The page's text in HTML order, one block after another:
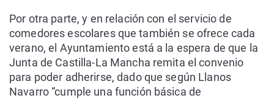
Por otra parte, y en relación con el servicio de
comedores escolares que también se ofrece cada
verano, el Ayuntamiento está a la espera de que la
Junta de Castilla-La Mancha remita el convenio
para poder adherirse, dado que según Llanos
Navarro “cumple una función básica de